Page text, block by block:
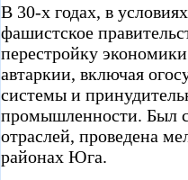
В 30-х годах, в
фашистское
перестройку
автаркии, включая
системы и
промышленности. Был
отраслей, проведена
районах Юга.